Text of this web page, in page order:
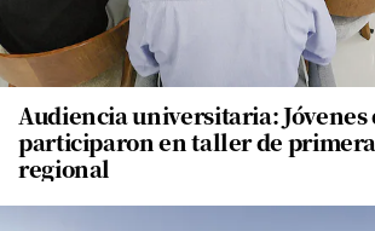
Audiencia universitaria:
participaron en taller de
regional